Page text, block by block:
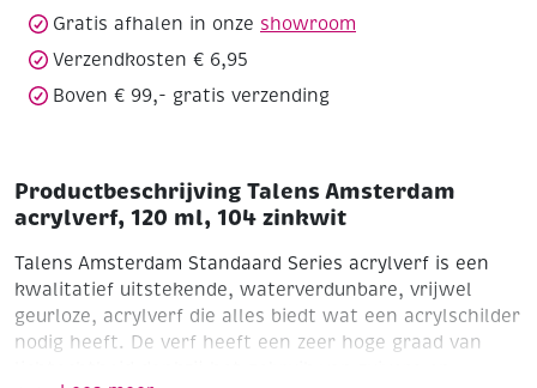
Gratis afhalen in onze showroom
Verzendkosten € 6,95
Boven € 99,- gratis verzending
Productbeschrijving Talens Amsterdam
acrylverf, 120 ml, 104 zinkwit
Talens Amsterdam Standaard Series acrylverf is een
kwalitatief uitstekende, waterverdunbare, vrijwel
geurloze, acrylverf die alles biedt wat een acrylschilder
nodig heeft. De verf heeft een zeer hoge graad van